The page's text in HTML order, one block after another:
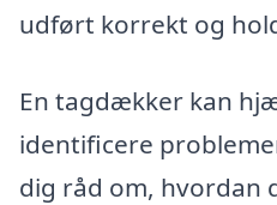
udført korrekt og
En tagdækker kan
identificere
dig råd om, hvordan